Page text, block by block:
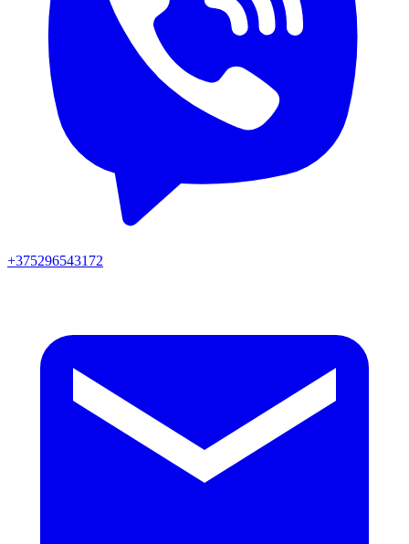
+375296543172